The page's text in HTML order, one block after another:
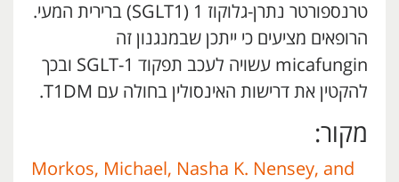
טרנספורטר נתרן-גלוקוז 1 (SGLT1) ברירית המעי.
הרופאים מציעים כי ייתכן שבמנגנון זה
micafungin עשויה לעכב תפקוד SGLT-1 ובכך
להקטין את דרישות האינסולין בחולה עם T1DM.
מקור:
Morkos, Michael, Nasha K. Nensey, and